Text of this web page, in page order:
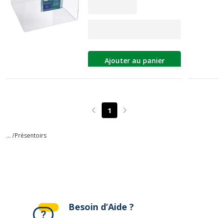
Ajouter au panier
Page précédente
1 Page suivante
... /Présentoirs
Besoin d’Aide ?